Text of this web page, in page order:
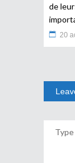
de
20